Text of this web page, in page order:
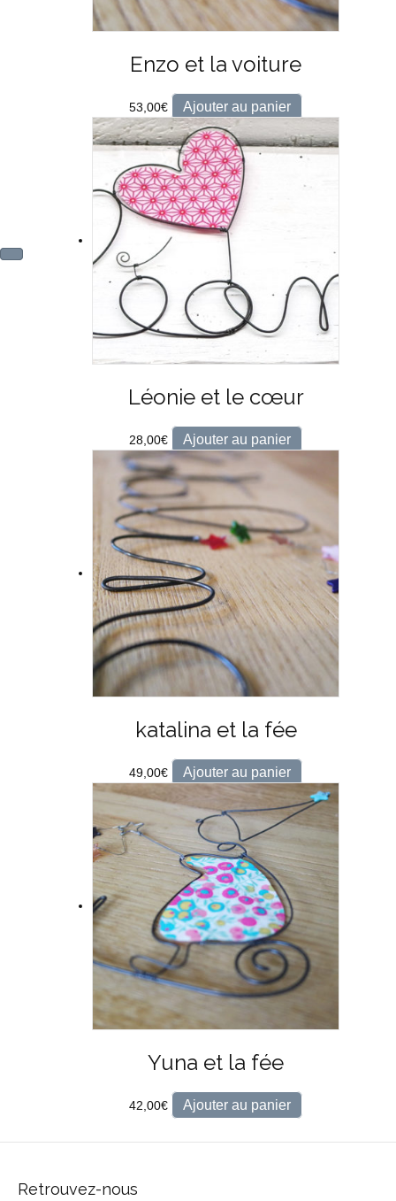
Enzo et la voiture
53,00€ Ajouter au panier
Léonie et le cœur
28,00€ Ajouter au panier
katalina et la fée
49,00€ Ajouter au panier
Yuna et la fée
42,00€ Ajouter au panier
Retrouvez-nous